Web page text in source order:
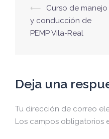
Navegación
de
entradas
⟵
Curso de manejo
y conducción de
PEMP Vila-Real
Deja una
Tu dirección de correo
Los campos obligatorios